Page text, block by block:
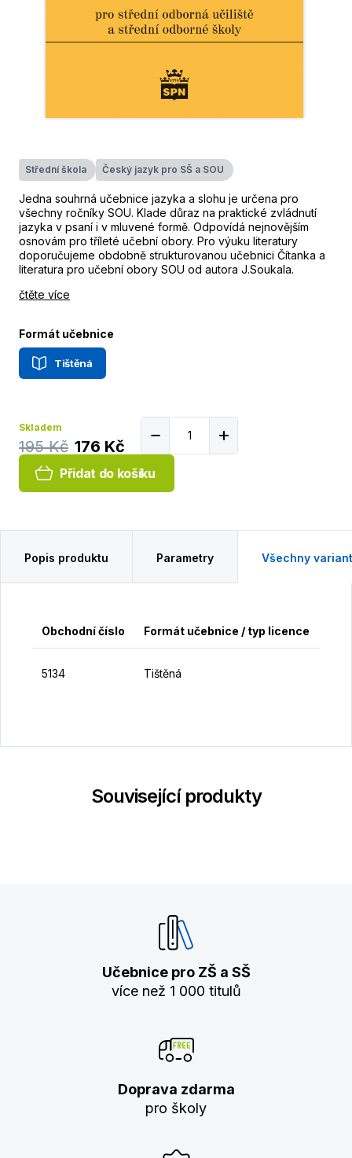
Střední škola Český jazyk pro SŠ a SOU
Jedna souhrná učebnice jazyka a slohu je určena pro
všechny ročníky SOU. Klade důraz na praktické zvládnutí
jazyka v psaní i v mluvené formě. Odpovídá nejnovějším
osnovám pro tříleté učební obory. Pro výuku literatury
doporučujeme obdobně strukturovanou učebnici Čítanka a
literatura pro učební obory SOU od autora J.Soukala.
čtěte více
Formát učebnice
Tištěná
Skladem
195 Kč 176 Kč
Přidat do košíku
Popis produktu Parametry Všechny
Obchodní číslo Formát učebnice / typ licence
5134 Tištěná
Související produkty
Učebnice pro ZŠ a SŠ
více než 1 000 titulů
Doprava zdarma
pro školy